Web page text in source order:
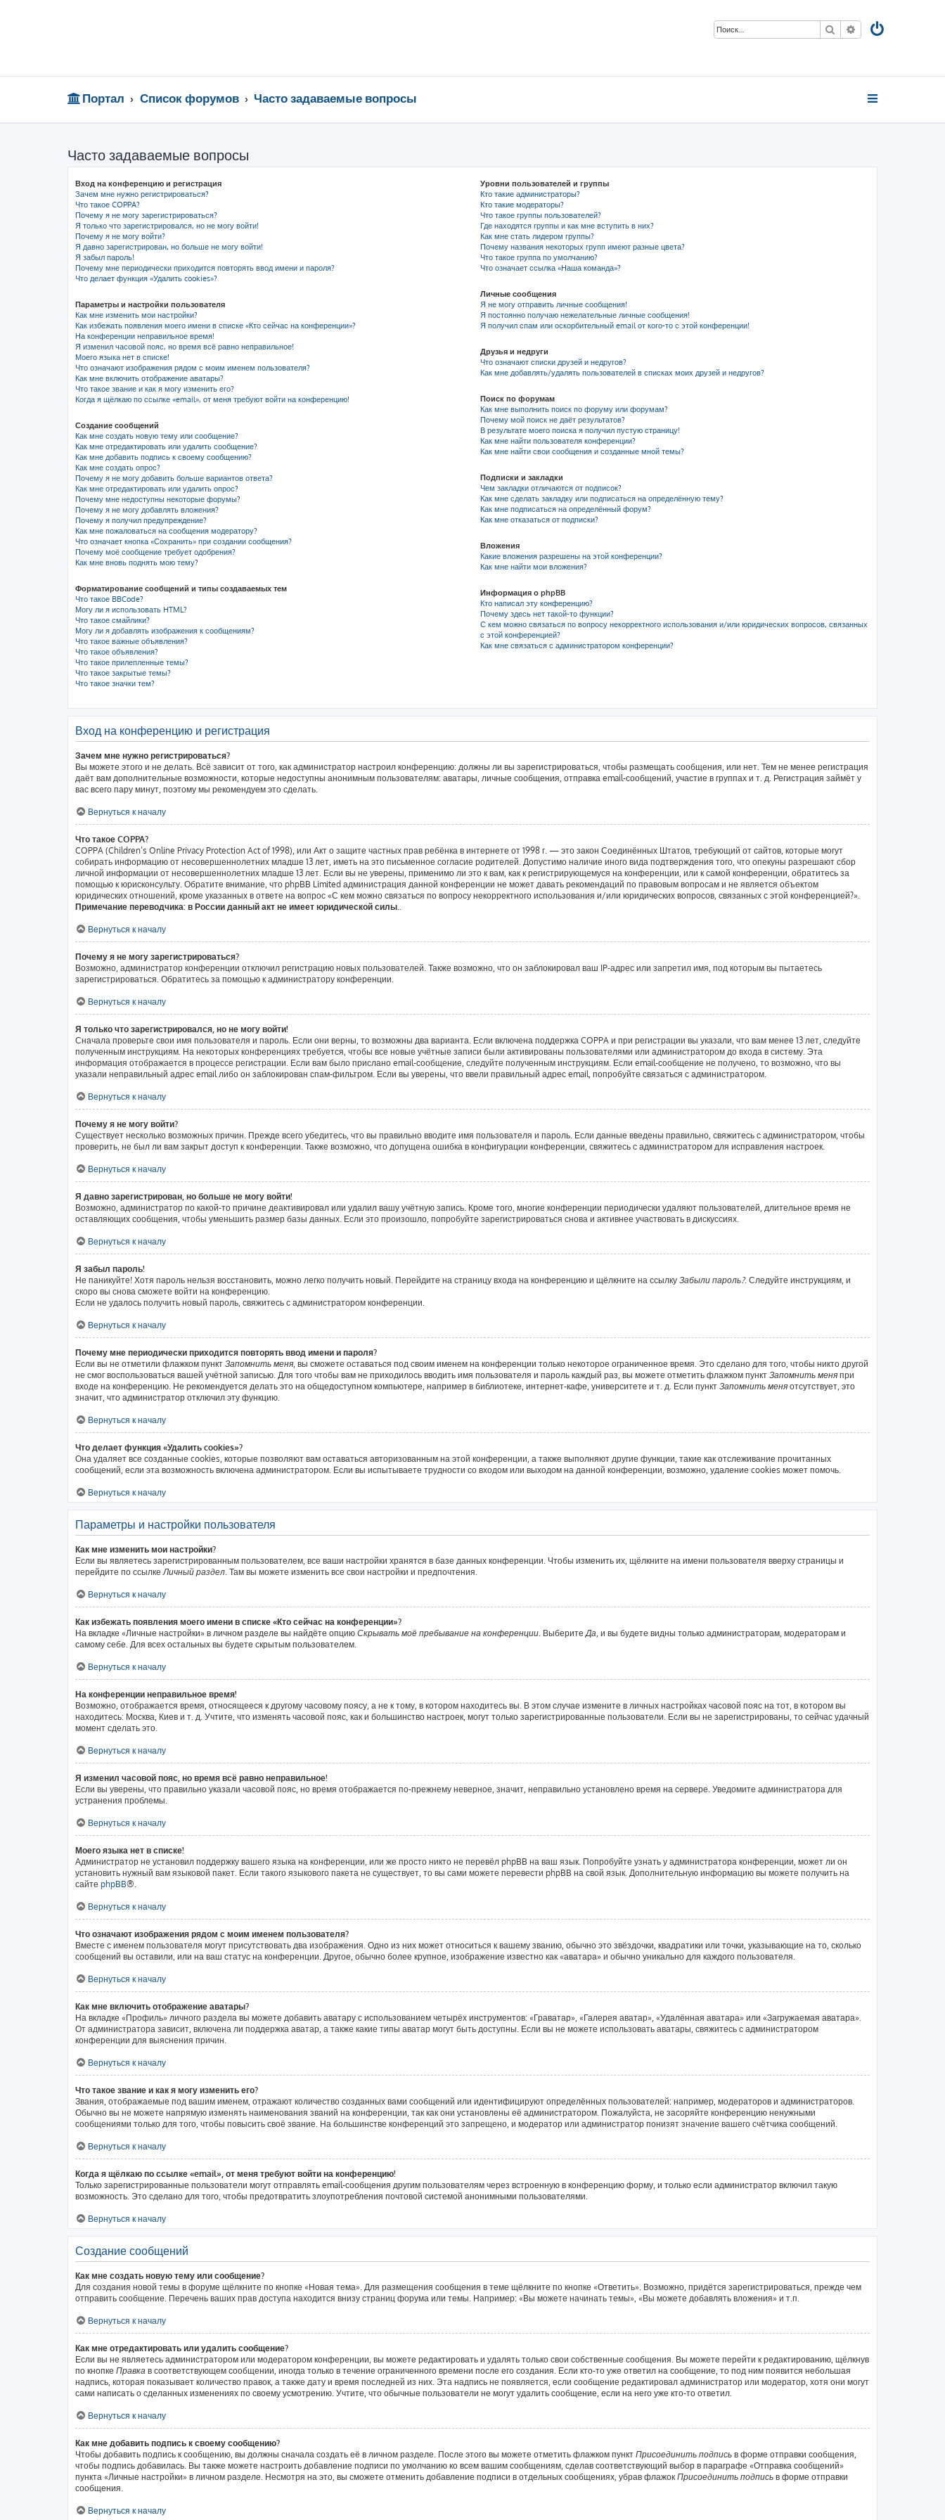
Поиск Расширенный
Портал Список форумов Часто задаваемые вопросы
Часто задаваемые вопросы
Вход на конференцию и регистрация
Зачем мне нужно регистрироваться?
Что такое COPPA?
Почему я не могу зарегистрироваться?
Я только что зарегистрировался, но не могу войти!
Почему я не могу войти?
Я давно зарегистрирован, но больше не могу войти!
Я забыл пароль!
Почему мне периодически приходится повторять ввод имени и пароля?
Что делает функция «Удалить cookies»?
Параметры и настройки пользователя
Как мне изменить мои настройки?
Как избежать появления моего имени в списке «Кто сейчас на конференции»?
На конференции неправильное время!
Я изменил часовой пояс, но время всё равно неправильное!
Моего языка нет в списке!
Что означают изображения рядом с моим именем пользователя?
Как мне включить отображение аватары?
Что такое звание и как я могу изменить его?
Когда я щёлкаю по ссылке «email», от меня требуют войти на конференцию!
Создание сообщений
Как мне создать новую тему или сообщение?
Как мне отредактировать или удалить сообщение?
Как мне добавить подпись к своему сообщению?
Как мне создать опрос?
Почему я не могу добавить больше вариантов ответа?
Как мне отредактировать или удалить опрос?
Почему мне недоступны некоторые форумы?
Почему я не могу добавлять вложения?
Почему я получил предупреждение?
Как мне пожаловаться на сообщения модератору?
Что означает кнопка «Сохранить» при создании сообщения?
Почему моё сообщение требует одобрения?
Как мне вновь поднять мою тему?
Форматирование сообщений и типы создаваемых тем
Что такое BBCode?
Могу ли я использовать HTML?
Что такое смайлики?
Могу ли я добавлять изображения к сообщениям?
Что такое важные объявления?
Что такое объявления?
Что такое прилепленные темы?
Что такое закрытые темы?
Что такое значки тем?
Уровни пользователей и группы
Кто такие администраторы?
Кто такие модераторы?
Что такое группы пользователей?
Где находятся группы и как мне вступить в них?
Как мне стать лидером группы?
Почему названия некоторых групп имеют разные цвета?
Что такое группа по умолчанию?
Что означает ссылка «Наша команда»?
Личные сообщения
Я не могу отправить личные сообщения!
Я постоянно получаю нежелательные личные сообщения!
Я получил спам или оскорбительный email от кого-то с этой конференции!
Друзья и недруги
Что означают списки друзей и недругов?
Как мне добавлять/удалять пользователей в списках моих друзей и недругов?
Поиск по форумам
Как мне выполнить поиск по форуму или форумам?
Почему мой поиск не даёт результатов?
В результате моего поиска я получил пустую страницу!
Как мне найти пользователя конференции?
Как мне найти свои сообщения и созданные мной темы?
Подписки и закладки
Чем закладки отличаются от подписок?
Как мне сделать закладку или подписаться на определённую тему?
Как мне подписаться на определённый форум?
Как мне отказаться от подписки?
Вложения
Какие вложения разрешены на этой конференции?
Как мне найти мои вложения?
Информация о phpBB
Кто написал эту конференцию?
Почему здесь нет такой-то функции?
С кем можно связаться по вопросу некорректного использования и/или юридических вопросов, связанных
с этой конференцией?
Как мне связаться с администратором конференции?
Вход на конференцию и регистрация
Зачем мне нужно регистрироваться?
Вы можете этого и не делать. Всё зависит от того, как администратор настроил конференцию: должны ли вы зарегистрироваться, чтобы размещать сообщения, или нет. Тем не менее регистрация
даёт вам дополнительные возможности, которые недоступны анонимным пользователям: аватары, личные сообщения, отправка email-сообщений, участие в группах и т. д. Регистрация займёт у
вас всего пару минут, поэтому мы рекомендуем это сделать.
Вернуться к началу
Что такое COPPA?
COPPA (Children’s Online Privacy Protection Act of 1998), или Акт о защите частных прав ребёнка в интернете от 1998 г. — это закон Соединённых Штатов, требующий от сайтов, которые могут
собирать информацию от несовершеннолетних младше 13 лет, иметь на это письменное согласие родителей. Допустимо наличие иного вида подтверждения того, что опекуны разрешают сбор
личной информации от несовершеннолетних младше 13 лет. Если вы не уверены, применимо ли это к вам, как к регистрирующемуся на конференции, или к самой конференции, обратитесь за
помощью к юрисконсульту. Обратите внимание, что phpBB Limited администрация данной конференции не может давать рекомендаций по правовым вопросам и не является объектом
юридических отношений, кроме указанных в ответе на вопрос «С кем можно связаться по вопросу некорректного использования и/или юридических вопросов, связанных с этой конференцией?».
Примечание переводчика: в России данный акт не имеет юридической силы..
Вернуться к началу
Почему я не могу зарегистрироваться?
Возможно, администратор конференции отключил регистрацию новых пользователей. Также возможно, что он заблокировал ваш IP-адрес или запретил имя, под которым вы пытаетесь
зарегистрироваться. Обратитесь за помощью к администратору конференции.
Вернуться к началу
Я только что зарегистрировался, но не могу войти!
Сначала проверьте свои имя пользователя и пароль. Если они верны, то возможны два варианта. Если включена поддержка COPPA и при регистрации вы указали, что вам менее 13 лет, следуйте
полученным инструкциям. На некоторых конференциях требуется, чтобы все новые учётные записи были активированы пользователями или администратором до входа в систему. Эта
информация отображается в процессе регистрации. Если вам было прислано email-сообщение, следуйте полученным инструкциям. Если email-сообщение не получено, то возможно, что вы
указали неправильный адрес email либо он заблокирован спам-фильтром. Если вы уверены, что ввели правильный адрес email, попробуйте связаться с администратором.
Вернуться к началу
Почему я не могу войти?
Существует несколько возможных причин. Прежде всего убедитесь, что вы правильно вводите имя пользователя и пароль. Если данные введены правильно, свяжитесь с администратором, чтобы
проверить, не был ли вам закрыт доступ к конференции. Также возможно, что допущена ошибка в конфигурации конференции, свяжитесь с администратором для исправления настроек.
Вернуться к началу
Я давно зарегистрирован, но больше не могу войти!
Возможно, администратор по какой-то причине деактивировал или удалил вашу учётную запись. Кроме того, многие конференции периодически удаляют пользователей, длительное время не
оставляющих сообщения, чтобы уменьшить размер базы данных. Если это произошло, попробуйте зарегистрироваться снова и активнее участвовать в дискуссиях.
Вернуться к началу
Я забыл пароль!
Не паникуйте! Хотя пароль нельзя восстановить, можно легко получить новый. Перейдите на страницу входа на конференцию и щёлкните на ссылку Забыли пароль?. Следуйте инструкциям, и
скоро вы снова сможете войти на конференцию.
Если не удалось получить новый пароль, свяжитесь с администратором конференции.
Вернуться к началу
Почему мне периодически приходится повторять ввод имени и пароля?
Если вы не отметили флажком пункт Запомнить меня, вы сможете оставаться под своим именем на конференции только некоторое ограниченное время. Это сделано для того, чтобы никто другой
не смог воспользоваться вашей учётной записью. Для того чтобы вам не приходилось вводить имя пользователя и пароль каждый раз, вы можете отметить флажком пункт Запомнить меня при
входе на конференцию. Не рекомендуется делать это на общедоступном компьютере, например в библиотеке, интернет-кафе, университете и т. д. Если пункт Запомнить меня отсутствует, это
значит, что администратор отключил эту функцию.
Вернуться к началу
Что делает функция «Удалить cookies»?
Она удаляет все созданные cookies, которые позволяют вам оставаться авторизованным на этой конференции, а также выполняют другие функции, такие как отслеживание прочитанных
сообщений, если эта возможность включена администратором. Если вы испытываете трудности со входом или выходом на данной конференции, возможно, удаление cookies может помочь.
Вернуться к началу
Параметры и настройки пользователя
Как мне изменить мои настройки?
Если вы являетесь зарегистрированным пользователем, все ваши настройки хранятся в базе данных конференции. Чтобы изменить их, щёлкните на имени пользователя вверху страницы и
перейдите по ссылкеЛичный раздел. Там вы можете изменить все свои настройки и предпочтения.
Вернуться к началу
Как избежать появления моего имени в списке «Кто сейчас на конференции»?
На вкладке «Личные настройки» в личном разделе вы найдёте опцию Скрывать моё пребывание на конференции. ВыберитеДа, и вы будете видны только администраторам, модераторам и
самому себе. Для всех остальных вы будете скрытым пользователем.
Вернуться к началу
На конференции неправильное время!
Возможно, отображается время, относящееся к другому часовому поясу, а не к тому, в котором находитесь вы. В этом случае измените в личных настройках часовой пояс на тот, в котором вы
находитесь: Москва, Киев и т. д. Учтите, что изменять часовой пояс, как и большинство настроек, могут только зарегистрированные пользователи. Если вы не зарегистрированы, то сейчас удачный
момент сделать это.
Вернуться к началу
Я изменил часовой пояс, но время всё равно неправильное!
Если вы уверены, что правильно указали часовой пояс, но время отображается по-прежнему неверное, значит, неправильно установлено время на сервере. Уведомите администратора для
устранения проблемы.
Вернуться к началу
Моего языка нет в списке!
Администратор не установил поддержку вашего языка на конференции, или же просто никто не перевёл phpBB на ваш язык. Попробуйте узнать у администратора конференции, может ли он
установить нужный вам языковой пакет. Если такого языкового пакета не существует, то вы сами можете перевести phpBB на свой язык. Дополнительную информацию вы можете получить на
сайте phpBB®.
Вернуться к началу
Что означают изображения рядом с моим именем пользователя?
Вместе с именем пользователя могут присутствовать два изображения. Одно из них может относиться к вашему званию, обычно это звёздочки, квадратики или точки, указывающие на то, сколько
сообщений вы оставили, или на ваш статус на конференции. Другое, обычно более крупное, изображение известно как «аватара» и обычно уникально для каждого пользователя.
Вернуться к началу
Как мне включить отображение аватары?
На вкладке «Профиль» личного раздела вы можете добавить аватару с использованием четырёх инструментов: «Граватар», «Галерея аватар», «Удалённая аватара» или «Загружаемая аватара».
От администратора зависит, включена ли поддержка аватар, а также какие типы аватар могут быть доступны. Если вы не можете использовать аватары, свяжитесь с администратором
конференции для выяснения причин.
Вернуться к началу
Что такое звание и как я могу изменить его?
Звания, отображаемые под вашим именем, отражают количество созданных вами сообщений или идентифицируют определённых пользователей: например, модераторов и администраторов.
Обычно вы не можете напрямую изменять наименования званий на конференции, так как они установлены её администратором. Пожалуйста, не засоряйте конференцию ненужными
сообщениями только для того, чтобы повысить своё звание. На большинстве конференций это запрещено, и модератор или администратор понизят значение вашего счётчика сообщений.
Вернуться к началу
Когда я щёлкаю по ссылке «email», от меня требуют войти на конференцию!
Только зарегистрированные пользователи могут отправлять email-сообщения другим пользователям через встроенную в конференцию форму, и только если администратор включил такую
возможность. Это сделано для того, чтобы предотвратить злоупотребления почтовой системой анонимными пользователями.
Вернуться к началу
Создание сообщений
Как мне создать новую тему или сообщение?
Для создания новой темы в форуме щёлкните по кнопке «Новая тема». Для размещения сообщения в теме щёлкните по кнопке «Ответить». Возможно, придётся зарегистрироваться, прежде чем
отправить сообщение. Перечень ваших прав доступа находится внизу страниц форума или темы. Например: «Вы можете начинать темы», «Вы можете добавлять вложения» и т.п.
Вернуться к началу
Как мне отредактировать или удалить сообщение?
Если вы не являетесь администратором или модератором конференции, вы можете редактировать и удалять только свои собственные сообщения. Вы можете перейти к редактированию, щёлкнув
по кнопке Правка в соответствующем сообщении, иногда только в течение ограниченного времени после его создания. Если кто-то уже ответил на сообщение, то под ним появится небольшая
надпись, которая показывает количество правок, а также дату и время последней из них. Эта надпись не появляется, если сообщение редактировал администратор или модератор, хотя они могут
сами написать о сделанных изменениях по своему усмотрению. Учтите, что обычные пользователи не могут удалить сообщение, если на него уже кто-то ответил.
Вернуться к началу
Как мне добавить подпись к своему сообщению?
Чтобы добавить подпись к сообщению, вы должны сначала создать её в личном разделе. После этого вы можете отметить флажком пункт Присоединить подпись в форме отправки сообщения,
чтобы подпись добавилась. Вы также можете настроить добавление подписи по умолчанию ко всем вашим сообщениям, сделав соответствующий выбор в параграфе «Отправка сообщений»
пункта «Личные настройки» в личном разделе. Несмотря на это, вы сможете отменить добавление подписи в отдельных сообщениях, убрав флажок Присоединить подпись в форме отправки
сообщения.
Вернуться к началу